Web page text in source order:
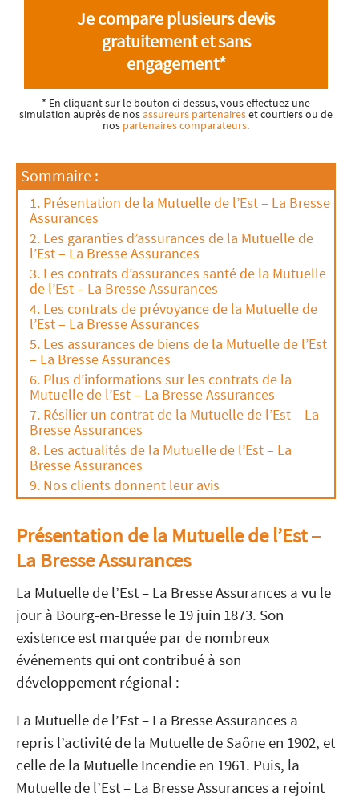
Je compare plusieurs devis
gratuitement et sans
engagement*
* En cliquant sur le bouton ci-dessus, vous effectuez une
simulation auprès de nosassureurs partenaireset courtiers ou de
nos partenaires comparateurs.
Sommaire :
Présentation de la Mutuelle de l’Est – La Bresse
Assurances
Les garanties d’assurances de la Mutuelle de
l’Est – La Bresse Assurances
Les contrats d’assurances santé de la Mutuelle
de l’Est – La Bresse Assurances
Les contrats de prévoyance de la Mutuelle de
l’Est – La Bresse Assurances
Les assurances de biens de la Mutuelle de l’Est
– La Bresse Assurances
Plus d’informations sur les contrats de la
Mutuelle de l’Est – La Bresse Assurances
Résilier un contrat de la Mutuelle de l’Est – La
Bresse Assurances
Les actualités de la Mutuelle de l’Est – La
Bresse Assurances
Nos clients donnent leur avis
Présentation de la Mutuelle de l’Est –
La Bresse Assurances
La Mutuelle de l’Est – La Bresse Assurances a vu le
jour à Bourg-en-Bresse le 19 juin 1873. Son
existence est marquée par de nombreux
événements qui ont contribué à son
développement régional :
La Mutuelle de l’Est – La Bresse Assurances a
repris l’activité de la Mutuelle de Saône en 1902, et
celle de la Mutuelle Incendie en 1961. Puis, la
Mutuelle de l’Est – La Bresse Assurances a rejoint